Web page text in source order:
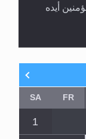
أيده
FR
SA
1